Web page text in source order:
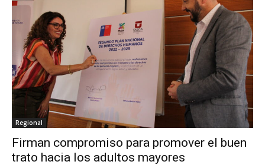
Regional
Firman compromiso para promover el buen
trato hacia los adultos mayores